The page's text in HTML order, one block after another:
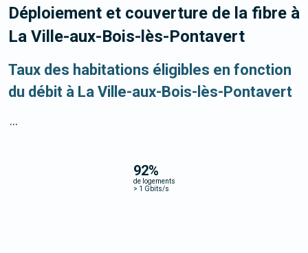
Déploiement et couverture de la fibre à
La Ville-aux-Bois-lès-Pontavert
Taux des habitations éligibles en fonction
du débit à La Ville-aux-Bois-lès-Pontavert
92%
de logements
> 1 Gbits/s
...